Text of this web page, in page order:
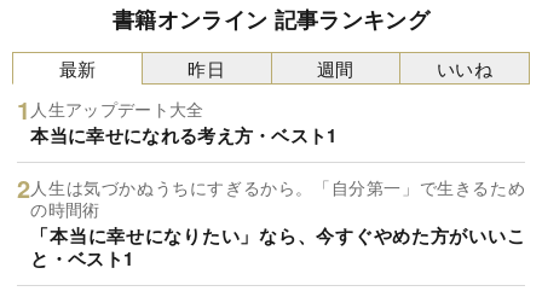
書籍オンライン 記事ランキング
最新
人生アップデート大全
本当に幸せになれる考え方・ベスト1
人生は気づかぬうちにすぎるから。「自分第一」で生きるため
の時間術
「本当に幸せになりたい」なら、今すぐやめた方がいいこ
と・ベスト1
昨日 週間 いいね